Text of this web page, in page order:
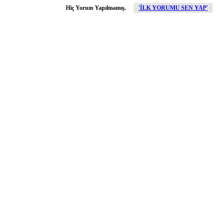
Hiç Yorum Yapılmamış. 'İLK YORUMU SEN YAP'